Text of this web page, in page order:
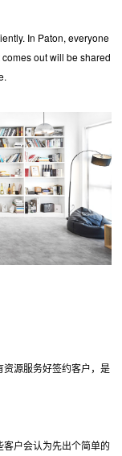
In Paton, everyone
out will be shared
源服务好签约客户，是
户会认为先出个简单的